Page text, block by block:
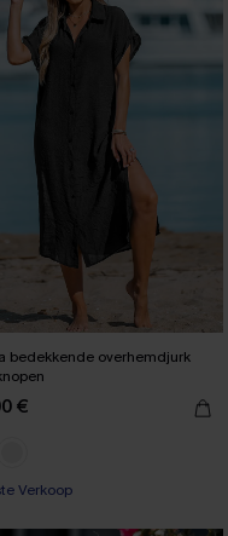
bedekkende overhemdjurk
€
Verkoop